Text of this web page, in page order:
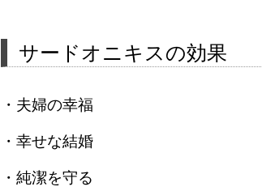
サードオニキスの効果
・夫婦の幸福
・幸せな結婚
・純潔を守る